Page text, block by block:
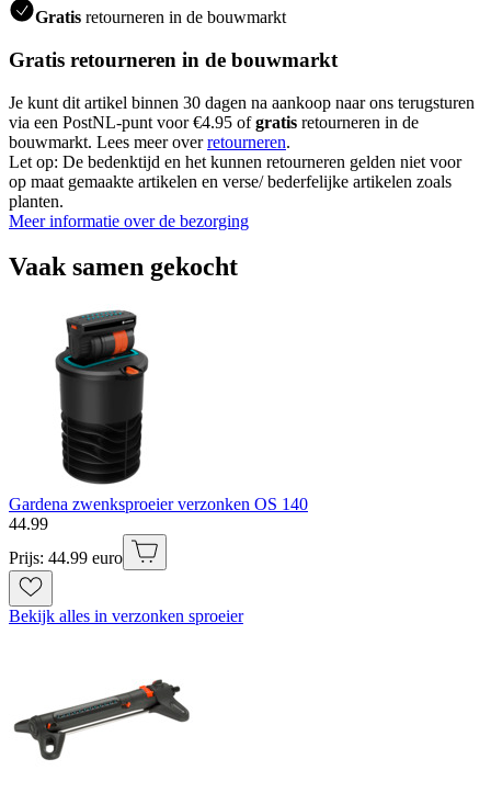
Gratis retourneren in de bouwmarkt
Gratis retourneren in de bouwmarkt
Je kunt dit artikel binnen 30 dagen na aankoop naar ons terugsturen
via een PostNL-punt voor €4.95 ofgratis retourneren in de
bouwmarkt. Lees meer overretourneren.
Let op: De bedenktijd en het kunnen retourneren gelden niet voor
op maat gemaakte artikelen en verse/ bederfelijke artikelen zoals
planten.
Meer informatie over de bezorging
Vaak samen gekocht
Gardena zwenksproeier verzonken OS 140
44.99
Prijs: 44.99 euro
Bekijk alles in verzonken sproeier